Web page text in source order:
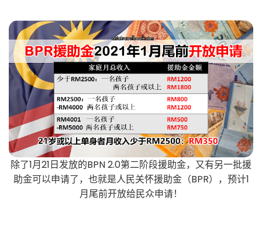
除了1月21日发放的BPN 2.0第二阶段援助金，又有另一批援
助金可以申请了，也就是人民关怀援助金（BPR），预计1
月尾前开放给民众申请！